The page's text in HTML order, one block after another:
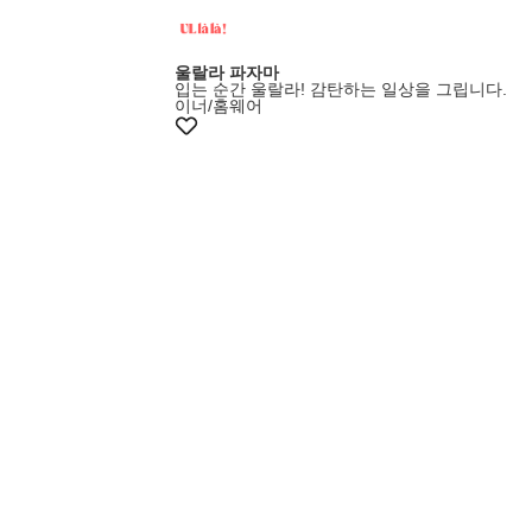
울랄라 파자마
입는 순간 울랄라! 감탄하는 일상을 그립니다.
이너/홈웨어